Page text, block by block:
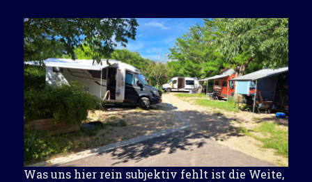
Was uns hier rein subjektiv fehlt ist die Weite,